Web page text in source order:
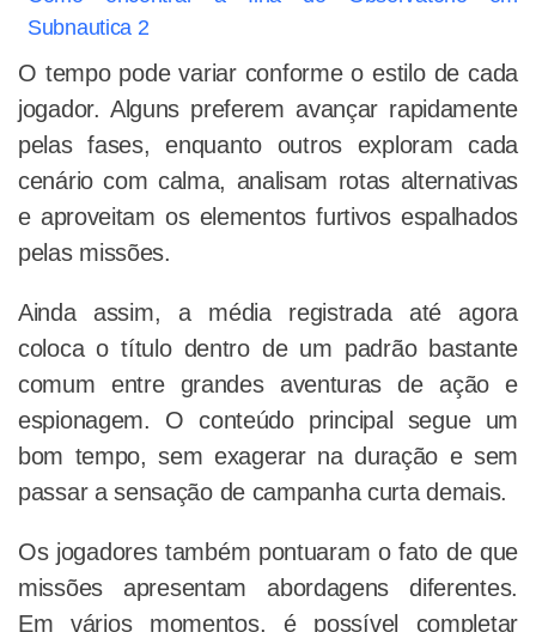
Subnautica 2
O tempo pode variar conforme o estilo de cada
jogador. Alguns preferem avançar rapidamente
pelas fases, enquanto outros exploram cada
cenário com calma, analisam rotas alternativas
e aproveitam os elementos furtivos espalhados
pelas missões.
Ainda assim, a média registrada até agora
coloca o título dentro de um padrão bastante
comum entre grandes aventuras de ação e
espionagem. O conteúdo principal segue um
bom tempo, sem exagerar na duração e sem
passar a sensação de campanha curta demais.
Os jogadores também pontuaram o fato de que
missões apresentam abordagens diferentes.
Em vários momentos, é possível completar